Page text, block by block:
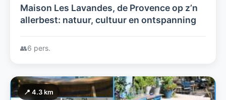
Maison Les Lavandes, de Provence op z’n
allerbest: natuur, cultuur en ontspanning
👥6 pers.
📍 4.3 km